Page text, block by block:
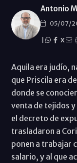
Antonio
05/07/
X
Aquila era judío,
que Priscila era
donde se
venta de tejidos
el decreto de
trasladaron a
ponen a trabajar
salario, y al que